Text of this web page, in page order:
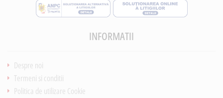
INFORMATII
Despre noi
Termeni si conditii
Politica de utilizare Cookie